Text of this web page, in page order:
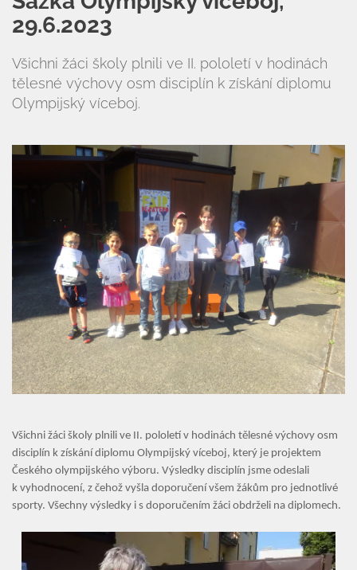
Organizace školního roku
Úřední deska
Naše škola
Základní škola
ZŠ speciální
ZŠ a MŠ při nemocnici
Fotogalerie
Kalendář akcí
Aktuality
Kontakty
Vyhledávání na webu
29.6.2023
Všichni žáci školy plnili ve II. pololetí v hodinách
tělesné výchovy osm disciplín k získání diplomu
Olympijský víceboj.
Všichni žáci školy plnili ve II. pololetí v hodinách tělesné výchovy osm
disciplín k získání diplomu Olympijský víceboj, který je projektem
Českého olympijského výboru. Výsledky disciplín jsme odeslali
k vyhodnocení, z čehož vyšla doporučení všem žákům pro jednotlivé
sporty. Všechny výsledky i s doporučením žáci obdrželi na diplomech.